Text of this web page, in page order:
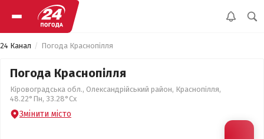
24 Канал Погода Краснопілля
Погода Краснопілля
Кіровоградська обл., Олександрійський район, Краснопілля,
48.22°Пн, 33.28°Сх
Змінити місто